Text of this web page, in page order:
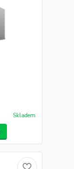
Skladem